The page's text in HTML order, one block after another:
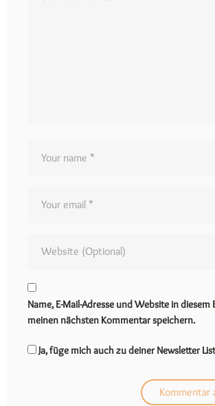
Name, E-Mail-Adresse und Website in diesem
meinen nächsten Kommentar speichern.
Ja, füge mich auch zu deiner Newsletter